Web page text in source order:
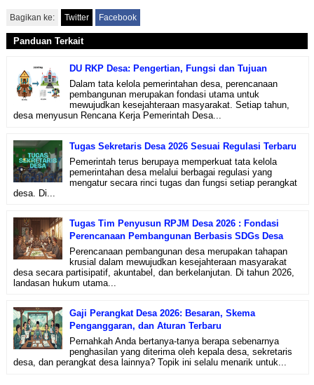
Bagikan ke: Twitter Facebook
Panduan Terkait
DU RKP Desa: Pengertian, Fungsi dan Tujuan
Dalam tata kelola pemerintahan desa, perencanaan
pembangunan merupakan fondasi utama untuk
mewujudkan kesejahteraan masyarakat. Setiap tahun,
desa menyusun Rencana Kerja Pemerintah Desa...
Tugas Sekretaris Desa 2026 Sesuai Regulasi Terbaru
Pemerintah terus berupaya memperkuat tata kelola
pemerintahan desa melalui berbagai regulasi yang
mengatur secara rinci tugas dan fungsi setiap perangkat
desa. Di...
Tugas Tim Penyusun RPJM Desa 2026 : Fondasi
Perencanaan Pembangunan Berbasis SDGs Desa
Perencanaan pembangunan desa merupakan tahapan
krusial dalam mewujudkan kesejahteraan masyarakat
desa secara partisipatif, akuntabel, dan berkelanjutan. Di tahun 2026,
landasan hukum utama...
Gaji Perangkat Desa 2026: Besaran, Skema
Penganggaran, dan Aturan Terbaru
Pernahkah Anda bertanya-tanya berapa sebenarnya
penghasilan yang diterima oleh kepala desa, sekretaris
desa, dan perangkat desa lainnya? Topik ini selalu menarik untuk...